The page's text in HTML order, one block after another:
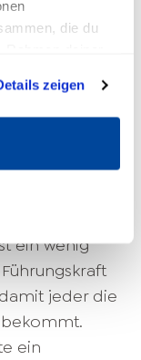
die du
zeigen
mehr in der
nicht
hat
ein wenig
jeder die
ein